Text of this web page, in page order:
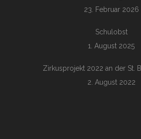
23. Februar 2026
Schulobst
1. August 2025
Zirkusprojekt 2022 an der St.
2. August 2022